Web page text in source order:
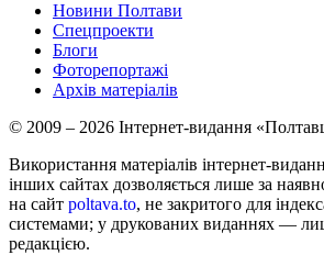
Новини Полтави
Спецпроекти
Блоги
Фоторепортажі
Архів матеріалів
© 2009 – 2026 Інтернет-видання
Використання матеріалів інтернет-
інших сайтах дозволяється лише за
на сайт poltava.to, не закритого для
системами; у друкованих виданнях —
редакцією.